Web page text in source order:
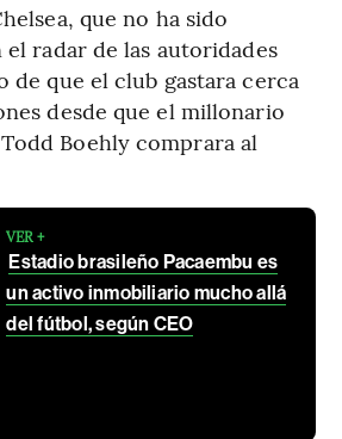
que no ha sido
el radar de las autoridades
de que el club gastara cerca
desde que el millonario
Boehly comprara al
VER +
Estadio brasileño Pacaembu es
un activo inmobiliario mucho allá
del fútbol, según CEO